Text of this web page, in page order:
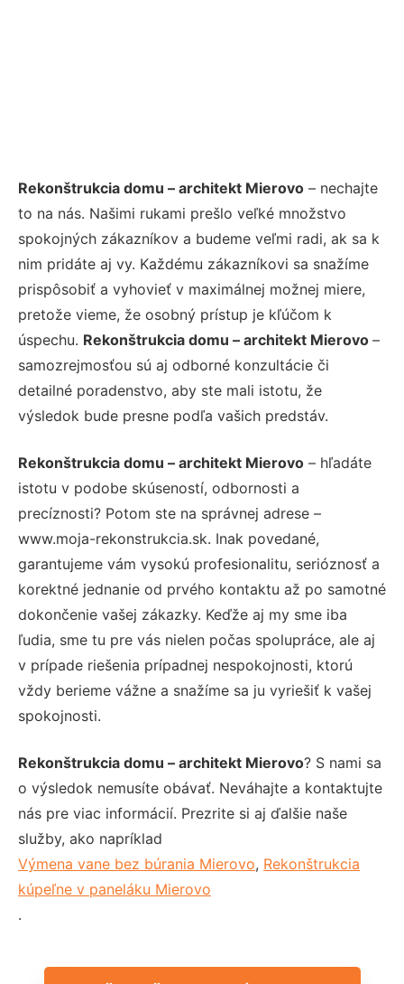
Rekonštrukcia domu – architekt Mierovo – nechajte
to na nás. Našimi rukami prešlo veľké množstvo
spokojných zákazníkov a budeme veľmi radi, ak sa k
nim pridáte aj vy. Každému zákazníkovi sa snažíme
prispôsobiť a vyhovieť v maximálnej možnej miere,
pretože vieme, že osobný prístup je kľúčom k
úspechu. Rekonštrukcia domu – architekt Mierovo –
samozrejmosťou sú aj odborné konzultácie či
detailné poradenstvo, aby ste mali istotu, že
výsledok bude presne podľa vašich predstáv.
Rekonštrukcia domu – architekt Mierovo – hľadáte
istotu v podobe skúseností, odbornosti a
precíznosti? Potom ste na správnej adrese –
www.moja-rekonstrukcia.sk. Inak povedané,
garantujeme vám vysokú profesionalitu, serióznosť a
korektné jednanie od prvého kontaktu až po samotné
dokončenie vašej zákazky. Keďže aj my sme iba
ľudia, sme tu pre vás nielen počas spolupráce, ale aj
v prípade riešenia prípadnej nespokojnosti, ktorú
vždy berieme vážne a snažíme sa ju vyriešiť k vašej
spokojnosti.
Rekonštrukcia domu – architekt Mierovo? S nami sa
o výsledok nemusíte obávať. Neváhajte a kontaktujte
nás pre viac informácií. Prezrite si aj ďalšie naše
služby, ako napríklad
Výmena vane bez búrania Mierovo, Rekonštrukcia
kúpeľne v paneláku Mierovo
.